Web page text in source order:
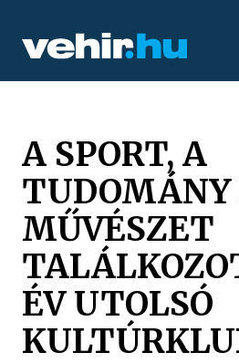
A SPORT, A
TUDOMÁNY
MŰVÉSZET
ÉV UTOLSÓ